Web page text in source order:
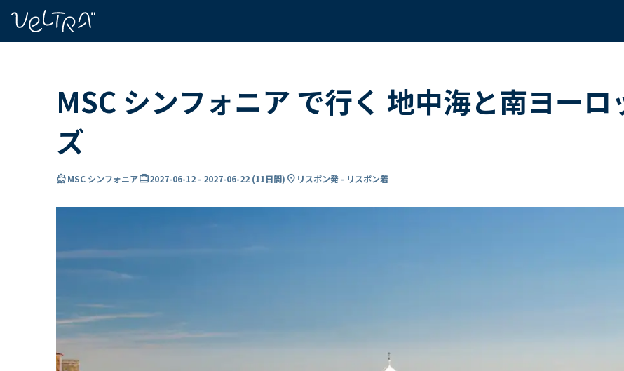
MSC シンフォニア で行く 地中海と南ヨー
ズ
directions_boatMSC シンフォニアcard_travel2027-06-12 - 2027-06-22 (11日間) location_on リスボン発 - リスボン着